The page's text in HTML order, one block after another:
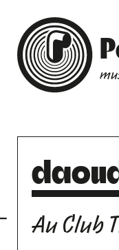
Au Club